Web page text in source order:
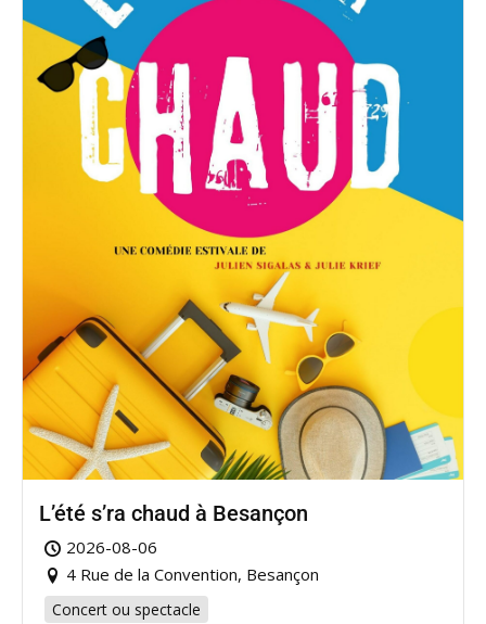
L’été s’ra chaud à Besançon
2026-08-06
4 Rue de la Convention, Besançon
Concert ou spectacle